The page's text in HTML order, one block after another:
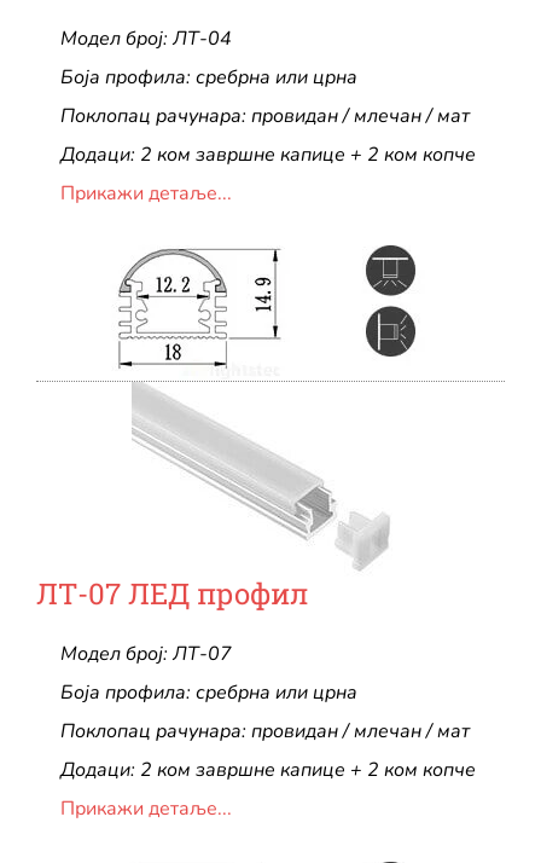
Модел број: ЛТ-04
Боја профила: сребрна или црна
Поклопац рачунара: провидан / млечан / мат
Додаци: 2 ком завршне капице + 2 ком копче
Прикажи детаље...
ЛТ-07 ЛЕД профил
Модел број: ЛТ-07
Боја профила: сребрна или црна
Поклопац рачунара: провидан / млечан / мат
Додаци: 2 ком завршне капице + 2 ком копче
Прикажи детаље...